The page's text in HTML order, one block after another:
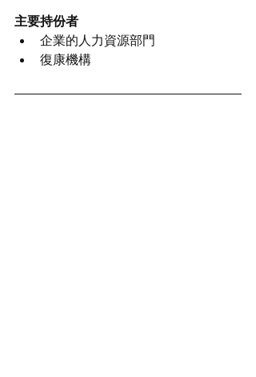
主要持份者
企業的人力資源部門
復康機構